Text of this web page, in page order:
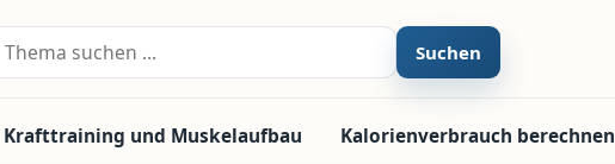
Suche nach: Suchen
Krafttraining und Muskelaufbau Kalorienverbrauch berechnen